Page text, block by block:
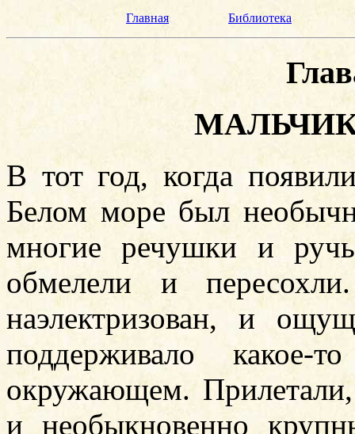
Главная Библиотека
В тот год, когда
Белом море был
многие речушки и
обмелели и
наэлектризован, и
поддерживало какое-
окружающем. Прилетали,
и необыкновенно